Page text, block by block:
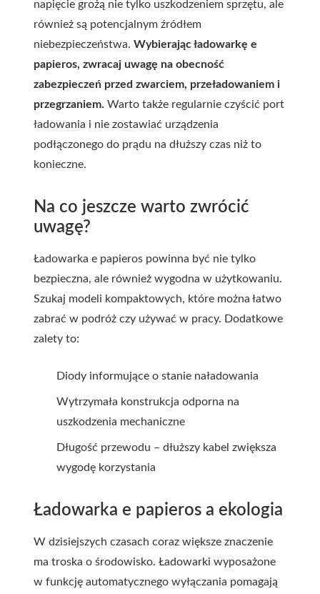
napięcie grożą nie tylko uszkodzeniem sprzętu, ale
również są potencjalnym źródłem
niebezpieczeństwa. Wybierając ładowarkę e
papieros, zwracaj uwagę na obecność
zabezpieczeń przed zwarciem, przeładowaniem i
przegrzaniem. Warto także regularnie czyścić port
ładowania i nie zostawiać urządzenia
podłączonego do prądu na dłuższy czas niż to
konieczne.
Na co jeszcze warto zwrócić
uwagę?
Ładowarka e papieros powinna być nie tylko
bezpieczna, ale również wygodna w użytkowaniu.
Szukaj modeli kompaktowych, które można łatwo
zabrać w podróż czy używać w pracy. Dodatkowe
zalety to:
Diody informujące o stanie naładowania
Wytrzymała konstrukcja odporna na
uszkodzenia mechaniczne
Długość przewodu – dłuższy kabel zwiększa
wygodę korzystania
Ładowarka e papieros a ekologia
W dzisiejszych czasach coraz większe znaczenie
ma troska o środowisko. Ładowarki wyposażone
w funkcję automatycznego wyłączania pomagają